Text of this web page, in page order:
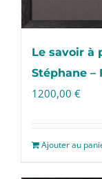
Le savoir à
Stéphane –
1200,00 €
Ajouter au